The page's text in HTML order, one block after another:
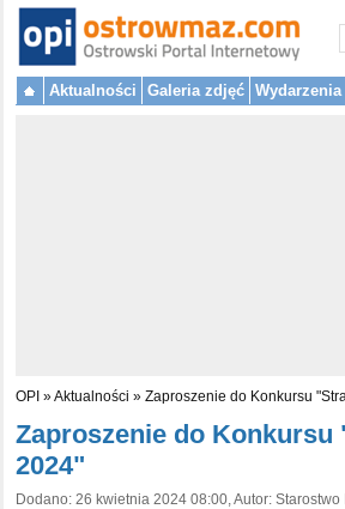
Aktualności Galeria zdjęć Wydarzenia
OPI »Aktualności » Zaproszenie do Konkursu
Zaproszenie do
2024"
Dodano: 26 kwietnia 2024 08:00, Autor: